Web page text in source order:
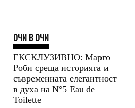
ОЧИ В ОЧИ
ЕКСКЛУЗИВНО: Марго
Роби среща историята и
съвременната елегантност
в духа на N°5 Eau de
Toilette